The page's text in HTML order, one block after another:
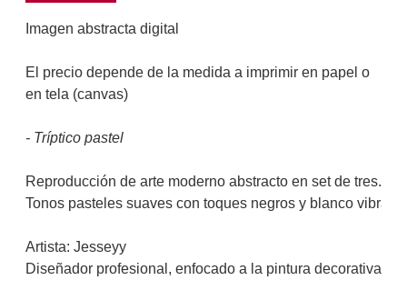
Imagen abstracta digital
El precio depende de la medida a imprimir en papel o
en tela (canvas)
- Tríptico pastel
Reproducción de arte moderno abstracto en set de tres.
Tonos pasteles suaves con toques negros y blanco
Artista: Jesseyy
Diseñador profesional, enfocado a la pintura decorativa